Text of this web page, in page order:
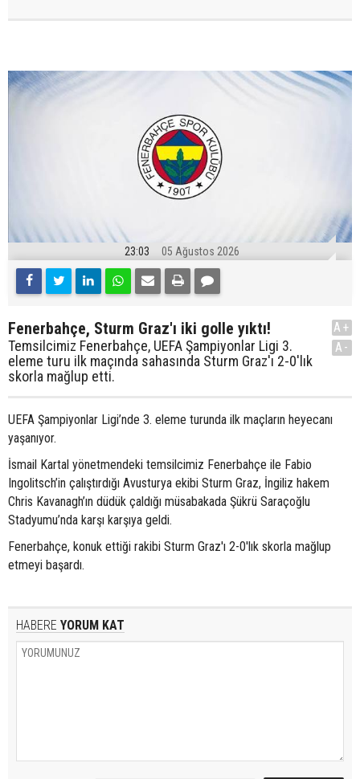
23:03 05 Ağustos 2026
Fenerbahçe, Sturm Graz'ı iki golle yıktı!
Temsilcimiz Fenerbahçe, UEFA Şampiyonlar Ligi 3.
eleme turu ilk maçında sahasında Sturm Graz'ı 2-0'lık
skorla mağlup etti.
A+
A-
UEFA Şampiyonlar Ligi’nde 3. eleme turunda ilk maçların heyecanı
yaşanıyor.
İsmail Kartal yönetmendeki temsilcimiz Fenerbahçe ile Fabio
Ingolitsch’in çalıştırdığı Avusturya ekibi Sturm Graz, İngiliz hakem
Chris Kavanagh’ın düdük çaldığı müsabakada Şükrü Saraçoğlu
Stadyumu’nda karşı karşıya geldi.
Fenerbahçe, konuk ettiği rakibi Sturm Graz'ı 2-0'lık skorla mağlup
etmeyi başardı.
HABERE YORUM KAT